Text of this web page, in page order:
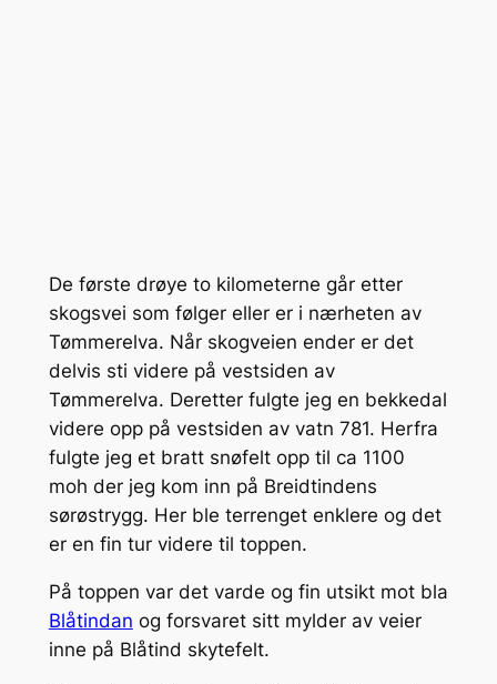
De første drøye to kilometerne går etter
skogsvei som følger eller er i nærheten av
Tømmerelva. Når skogveien ender er det
delvis sti videre på vestsiden av
Tømmerelva. Deretter fulgte jeg en bekkedal
videre opp på vestsiden av vatn 781. Herfra
fulgte jeg et bratt snøfelt opp til ca 1100
moh der jeg kom inn på Breidtindens
sørøstrygg. Her ble terrenget enklere og det
er en fin tur videre til toppen.
På toppen var det varde og fin utsikt mot bla
Blåtindan og forsvaret sitt mylder av veier
inne på Blåtind skytefelt.